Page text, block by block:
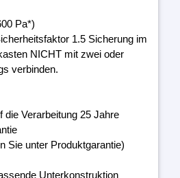
Pa*)
1.5 Sicherung im
NICHT mit zwei oder
verbinden.
die Verarbeitung 25 Jahre
Sie unter Produktgarantie)
Unterkonstruktion